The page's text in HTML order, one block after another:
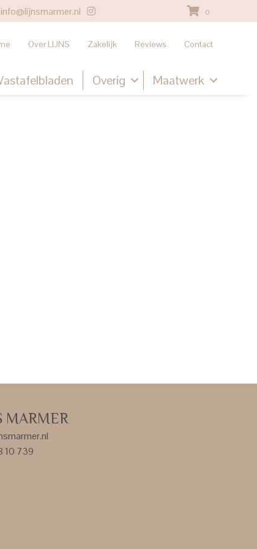
info@lijnsmarmer.nl 0
Over LIJNS Zakelijk Reviews Contact
Overig Maatwerk
MARMER
10 739